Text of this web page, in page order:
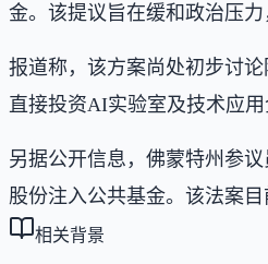
金。该提议旨在缓和政治压
报道称，该方案尚处初步讨
直接投资AI实验室及技术应
另据公开信息，佛蒙特州参
股份注入公共基金。该法案
相关背景